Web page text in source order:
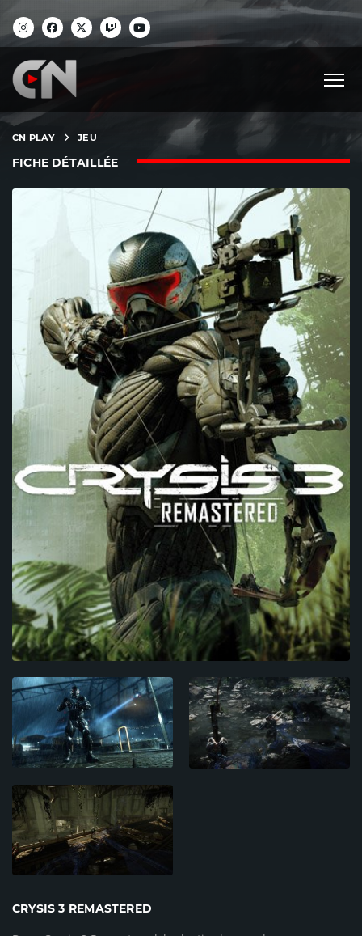
CN PLAY JEU
FICHE DÉTAILLÉE
CRYSIS 3 REMASTERED